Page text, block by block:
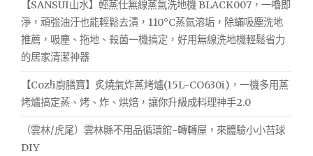
摩/
湖
口
摩
班
後
放
的
好
去
處，
【SANSUI山水】輕蒸仕無線蒸氣洗地機 BLACK007，一嚕即
淨，頑強油汙也能輕鬆去漬，110°C蒸氣溶垢，除蟎吸塵洗地
推薦，吸塵、拖地、殺菌一機搞定，好用無線洗地機輕鬆省力
的居家清潔神器
【Coz!i廚膳寶】炙燒氣炸蒸烤爐(15L-CO630i)，一機多用蒸
烤爐搞定蒸、烤、炸、烘焙，讓你升級成料理神手2.0
（雲林/虎尾）雲林縣不用品循環館-轉轉屋，來體驗小小苔球
DIY